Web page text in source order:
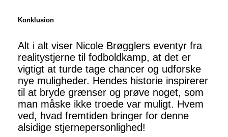
Konklusion
Alt i alt viser Nicole Brøgglers eventyr fra
realitystjerne til fodboldkamp, at det er
vigtigt at turde tage chancer og udforske
nye muligheder. Hendes historie inspirerer
til at bryde grænser og prøve noget, som
man måske ikke troede var muligt. Hvem
ved, hvad fremtiden bringer for denne
alsidige stjernepersonlighed!